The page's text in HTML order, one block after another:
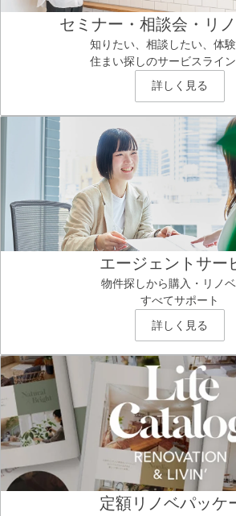
セミナー・相談会・リ
知りたい、相談したい、体
住まい探しのサービスライ
詳しく見る
エージェントサー
物件探しから購入・リノ
すべてサポート
詳しく見る
定額リノベパッケ